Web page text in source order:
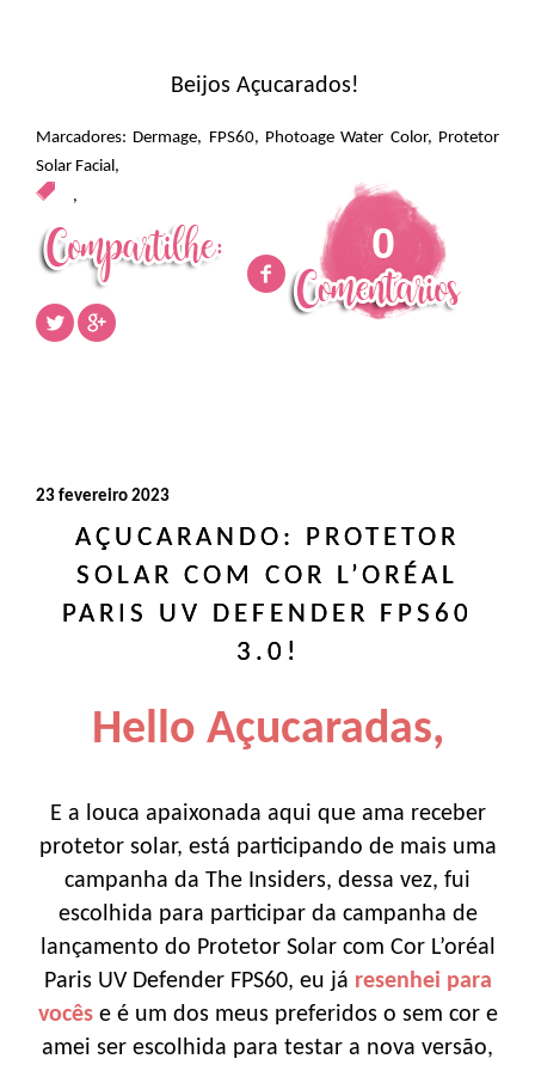
Beijos Açucarados!
Marcadores: Dermage, FPS60, Photoage Water Color, Protetor
Solar Facial,
,
0
23 fevereiro 2023
AÇUCARANDO: PROTETOR
SOLAR COM COR L’ORÉAL
PARIS UV DEFENDER FPS60
3.0!
Hello Açucaradas,
E a louca apaixonada aqui que ama receber
protetor solar, está participando de mais uma
campanha da The Insiders, dessa vez, fui
escolhida para participar da campanha de
lançamento do Protetor Solar com Cor L’oréal
Paris UV Defender FPS60, eu já resenhei para
vocêse é um dos meus preferidos o sem cor e
amei ser escolhida para testar a nova versão,